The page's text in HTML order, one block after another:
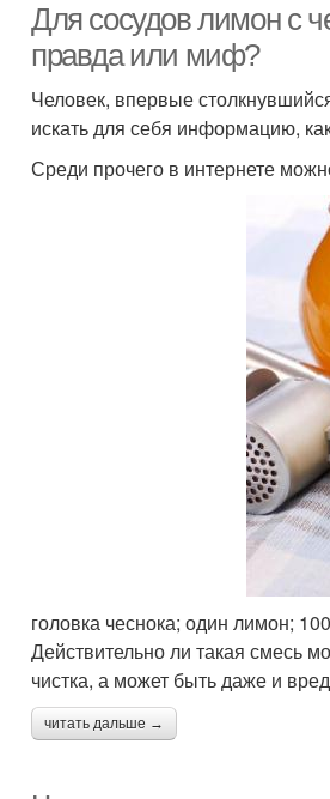
Для сосудов лимон с
правда или миф?
Человек, впервые
искать для себя информацию,
Среди прочего в интернете
головка чеснока; один лимон;
Действительно ли такая смесь
чистка, а может быть даже и
читать дальше →